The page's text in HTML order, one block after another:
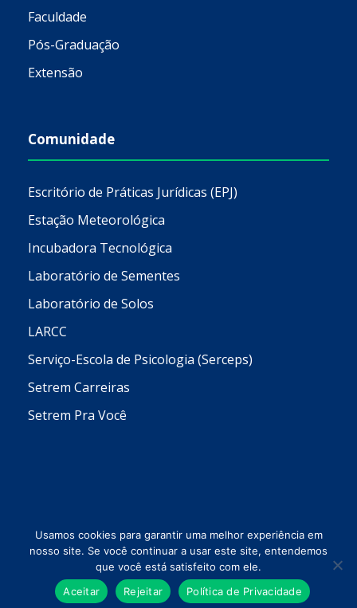
Faculdade
Pós-Graduação
Extensão
Comunidade
Escritório de Práticas Jurídicas (EPJ)
Estação Meteorológica
Incubadora Tecnológica
Laboratório de Sementes
Laboratório de Solos
LARCC
Serviço-Escola de Psicologia (Serceps)
Setrem Carreiras
Setrem Pra Você
Todos os direitos reservados © 2026 Setrem
Usamos cookies para garantir uma melhor experiência em
nosso site. Se você continuar a usar este site, entendemos
que você está satisfeito com ele.
Aceitar
Rejeitar Política de Privacidade